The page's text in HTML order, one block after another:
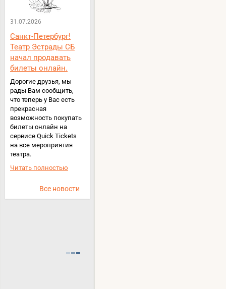
31.07.2026
Санкт-Петербург!
Театр Эстрады СБ
начал продавать
билеты онлайн.
Дорогие друзья, мы
рады Вам сообщить,
что теперь у Вас есть
прекрасная
возможность покупать
билеты онлайн на
сервисе Quick Tickets
на все мероприятия
театра.
Читать полностью
Все новости